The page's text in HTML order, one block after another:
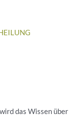
das Wissen über